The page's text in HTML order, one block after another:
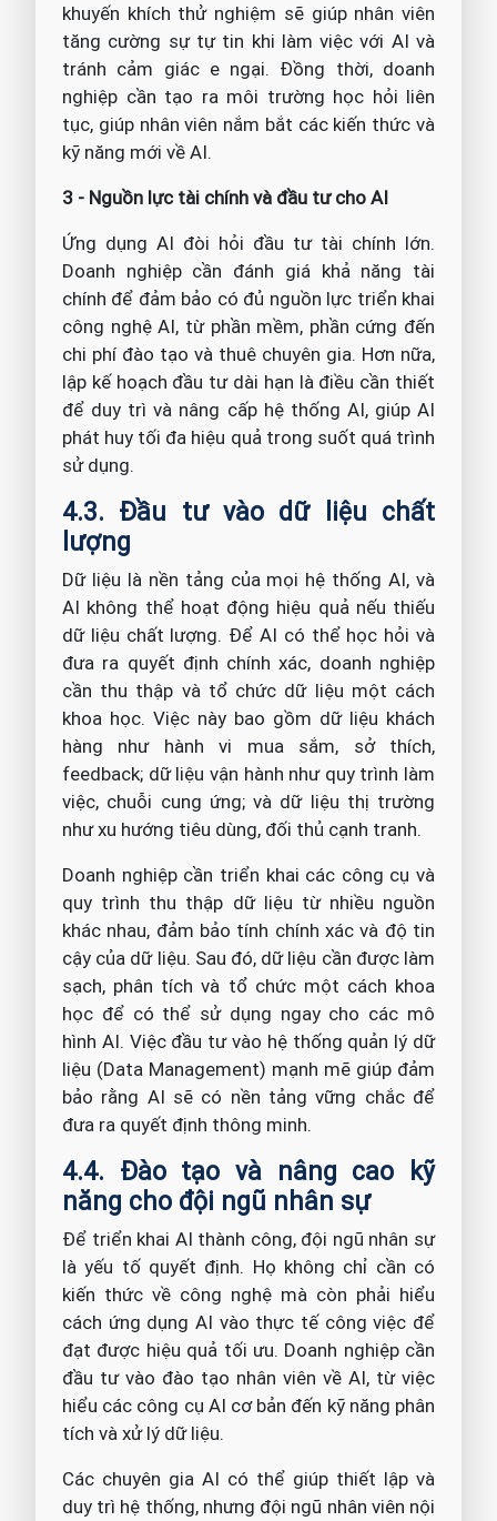
khuyến khích thử nghiệm sẽ giúp nhân viên
tăng cường sự tự tin khi làm việc với AI và
tránh cảm giác e ngại. Đồng thời, doanh
nghiệp cần tạo ra môi trường học hỏi liên
tục, giúp nhân viên nắm bắt các kiến thức và
kỹ năng mới về AI.
3 - Nguồn lực tài chính và đầu tư cho AI
Ứng dụng AI đòi hỏi đầu tư tài chính lớn.
Doanh nghiệp cần đánh giá khả năng tài
chính để đảm bảo có đủ nguồn lực triển khai
công nghệ AI, từ phần mềm, phần cứng đến
chi phí đào tạo và thuê chuyên gia. Hơn nữa,
lập kế hoạch đầu tư dài hạn là điều cần thiết
để duy trì và nâng cấp hệ thống AI, giúp AI
phát huy tối đa hiệu quả trong suốt quá trình
sử dụng.
4.3. Đầu tư vào dữ liệu chất
lượng
Dữ liệu là nền tảng của mọi hệ thống AI, và
AI không thể hoạt động hiệu quả nếu thiếu
dữ liệu chất lượng. Để AI có thể học hỏi và
đưa ra quyết định chính xác, doanh nghiệp
cần thu thập và tổ chức dữ liệu một cách
khoa học. Việc này bao gồm dữ liệu khách
hàng như hành vi mua sắm, sở thích,
feedback; dữ liệu vận hành như quy trình làm
việc, chuỗi cung ứng; và dữ liệu thị trường
như xu hướng tiêu dùng, đối thủ cạnh tranh.
Doanh nghiệp cần triển khai các công cụ và
quy trình thu thập dữ liệu từ nhiều nguồn
khác nhau, đảm bảo tính chính xác và độ tin
cậy của dữ liệu. Sau đó, dữ liệu cần được làm
sạch, phân tích và tổ chức một cách khoa
học để có thể sử dụng ngay cho các mô
hình AI. Việc đầu tư vào hệ thống quản lý dữ
liệu (Data Management) mạnh mẽ giúp đảm
bảo rằng AI sẽ có nền tảng vững chắc để
đưa ra quyết định thông minh.
4.4. Đào tạo và nâng cao kỹ
năng cho đội ngũ nhân sự
Để triển khai AI thành công, đội ngũ nhân sự
là yếu tố quyết định. Họ không chỉ cần có
kiến thức về công nghệ mà còn phải hiểu
cách ứng dụng AI vào thực tế công việc để
đạt được hiệu quả tối ưu. Doanh nghiệp cần
đầu tư vào đào tạo nhân viên về AI, từ việc
hiểu các công cụ AI cơ bản đến kỹ năng phân
tích và xử lý dữ liệu.
Các chuyên gia AI có thể giúp thiết lập và
duy trì hệ thống, nhưng đội ngũ nhân viên nội